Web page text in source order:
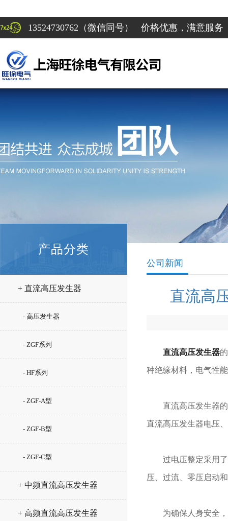
13524730762（微信同号） 价格优惠，满意服务
产品分类
+ 直流高压发生器
- 高压发生器
- ZGF系列
- HF系列
- ZGF-A型
- ZGF-B型
- ZGF-C型
+ 中频直流高压发生器
+ 高频直流高压发生器
公司新闻
直流高
直流高压发生器
种绝缘材料，电气性
直流高压发生器的
直流高压发生器电压
过电压整定采用了
压、过流、零压启动
为确保人身安全，